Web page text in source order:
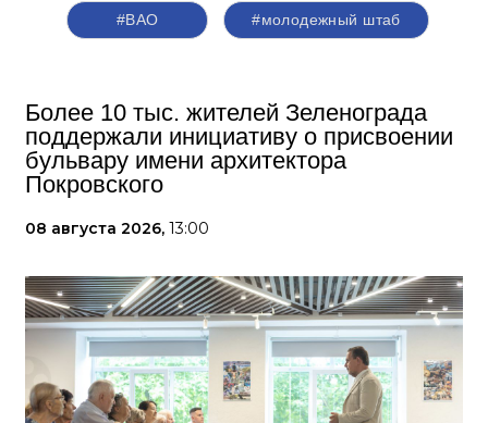
#ВАО #молодежный штаб
Более 10 тыс. жителей Зеленограда
поддержали инициативу о присвоении
бульвару имени архитектора
Покровского
08 августа 2026, 13:00